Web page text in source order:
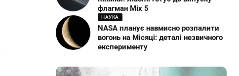
флагман Mix 5
НАУКА
NASA планує навмисно розпалити
вогонь на Місяці: деталі незвичного
експерименту